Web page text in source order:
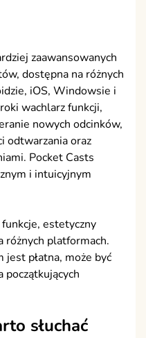
zaawansowanych
dostępna na różnych
iOS, Windowsie i
wachlarz funkcji,
nowych odcinków,
odtwarzania oraz
Pocket Casts
i intuicyjnym
estetyczny
różnych platformach.
płatna, może być
słuchać